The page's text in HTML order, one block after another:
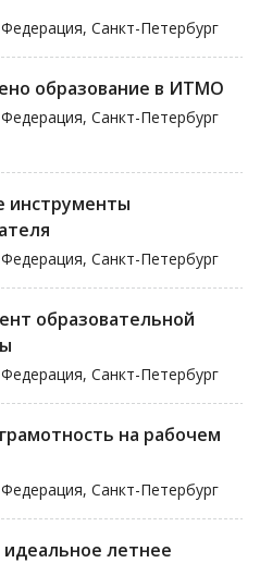
Санкт-Петербург
образование в ИТМО
Санкт-Петербург
инструменты
Санкт-Петербург
образовательной
Санкт-Петербург
на рабочем
Санкт-Петербург
идеальное летнее